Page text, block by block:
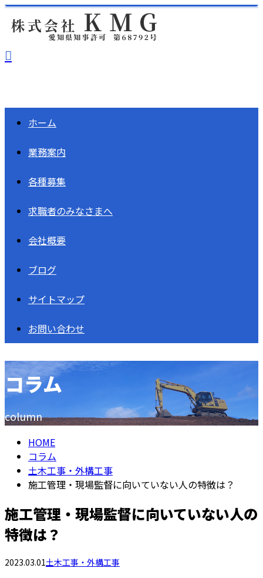
ホーム
業務案内
各種募集
求職者のみなさまへ
会社概要
ブログ
サイトマップ
お問い合わせ
コラム
column
HOME
コラム
土木工事・外構工事
施工管理・現場監督に向いていない人の特徴は？
施工管理・現場監督に向いていない人の
特徴は？
2023.03.01土木工事・外構工事